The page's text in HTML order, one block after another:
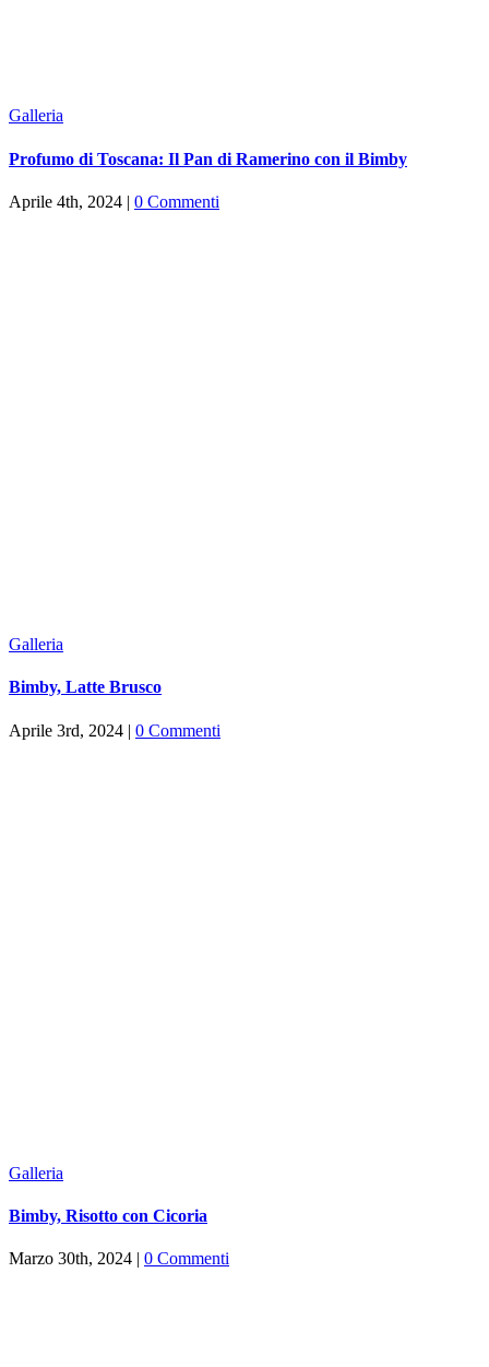
Galleria
Profumo di Toscana: Il Pan di Ramerino con il Bimby
Aprile 4th, 2024 | 0 Commenti
Galleria
Bimby, Latte Brusco
Aprile 3rd, 2024 | 0 Commenti
Galleria
Bimby, Risotto con Cicoria
Marzo 30th, 2024 | 0 Commenti